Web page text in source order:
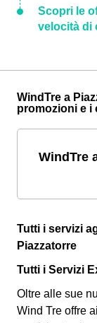
Scopri le
velocità di
WindTre a
promozioni e i
WindTre
Tutti i servizi
Piazzatorre
Tutti i Servizi
Oltre alle sue
Wind Tre offre